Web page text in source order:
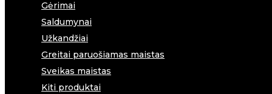
Gėrimai
Saldumynai
Užkandžiai
Greitai paruošiamas maistas
Sveikas maistas
Kiti produktai